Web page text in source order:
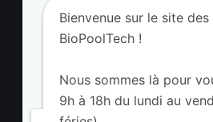
Tel. (+33) 09 8008 3650
Bienvenue sur le site
BioPoolTech !
Nous sommes là pour
9h à 18h du lundi au